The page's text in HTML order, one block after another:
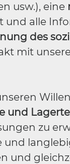
usw.), eine
und alle
des
mit
und
zu
und